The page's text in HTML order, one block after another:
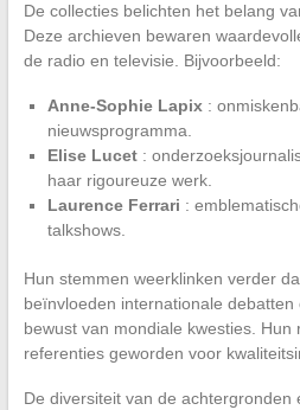
De collecties belichten het belang
Deze archieven bewaren
de radio en televisie. Bijvoorbeeld:
Anne-Sophie Lapix:
nieuwsprogramma.
Elise Lucet:
haar rigoureuze werk.
Laurence Ferrari :
talkshows.
Hun stemmen weerklinken verder
beïnvloeden internationale
bewust van mondiale kwesties.
referenties geworden voor
De diversiteit van de achtergronden